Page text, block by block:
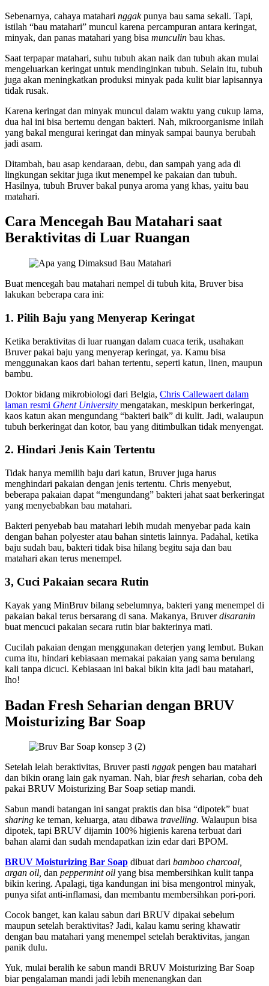
Sebenarnya, cahaya matahari nggakpunya bau sama sekali. Tapi,
istilah “bau matahari” muncul karena percampuran antara keringat,
minyak, dan panas matahari yang bisa munculin bau khas.
Saat terpapar matahari, suhu tubuh akan naik dan tubuh akan mulai
mengeluarkan keringat untuk mendinginkan tubuh. Selain itu, tubuh
juga akan meningkatkan produksi minyak pada kulit biar lapisannya
tidak rusak.
Karena keringat dan minyak muncul dalam waktu yang cukup lama,
dua hal ini bisa bertemu dengan bakteri. Nah, mikroorganisme inilah
yang bakal mengurai keringat dan minyak sampai baunya berubah
jadi asam.
Ditambah, bau asap kendaraan, debu, dan sampah yang ada di
lingkungan sekitar juga ikut menempel ke pakaian dan tubuh.
Hasilnya, tubuh Bruver bakal punya aroma yang khas, yaitu bau
matahari.
Cara Mencegah Bau Matahari saat
Beraktivitas di Luar Ruangan
Buat mencegah bau matahari nempel di tubuh kita, Bruver bisa
lakukan beberapa cara ini:
1. Pilih Baju yang Menyerap Keringat
Ketika beraktivitas di luar ruangan dalam cuaca terik, usahakan
Bruver pakai baju yang menyerap keringat, ya. Kamu bisa
menggunakan kaos dari bahan tertentu, seperti katun, linen, maupun
bambu.
Doktor bidang mikrobiologi dari Belgia, Chris Callewaert dalam
laman resmi Ghent University mengatakan, meskipun berkeringat,
kaos katun akan mengundang “bakteri baik” di kulit. Jadi, walaupun
tubuh berkeringat dan kotor, bau yang ditimbulkan tidak menyengat.
2. Hindari Jenis Kain Tertentu
Tidak hanya memilih baju dari katun, Bruver juga harus
menghindari pakaian dengan jenis tertentu. Chris menyebut,
beberapa pakaian dapat “mengundang” bakteri jahat saat berkeringat
yang menyebabkan bau matahari.
Bakteri penyebab bau matahari lebih mudah menyebar pada kain
dengan bahan polyester atau bahan sintetis lainnya. Padahal, ketika
baju sudah bau, bakteri tidak bisa hilang begitu saja dan bau
matahari akan terus menempel.
3, Cuci Pakaian secara Rutin
Kayak yang MinBruv bilang sebelumnya, bakteri yang menempel di
pakaian bakal terus bersarang di sana. Makanya, Bruverdisaranin
buat mencuci pakaian secara rutin biar bakterinya mati.
Cucilah pakaian dengan menggunakan deterjen yang lembut. Bukan
cuma itu, hindari kebiasaan memakai pakaian yang sama berulang
kali tanpa dicuci. Kebiasaan ini bakal bikin kita jadi bau matahari,
lho!
Badan Fresh Seharian dengan BRUV
Moisturizing Bar Soap
Setelah lelah beraktivitas, Bruver pasti nggakpengen bau matahari
dan bikin orang lain gak nyaman. Nah, biarfresh seharian, coba deh
pakai BRUV Moisturizing Bar Soap setiap mandi.
Sabun mandi batangan ini sangat praktis dan bisa “dipotek” buat
sharing ke teman, keluarga, atau dibawa travelling. Walaupun bisa
dipotek, tapi BRUV dijamin 100% higienis karena terbuat dari
bahan alami dan sudah mendapatkan izin edar dari BPOM.
BRUV Moisturizing Bar Soap dibuat dari bamboo charcoal,
argan oil, dan peppermint oil yang bisa membersihkan kulit tanpa
bikin kering. Apalagi, tiga kandungan ini bisa mengontrol minyak,
punya sifat anti-inflamasi, dan membantu membersihkan pori-pori.
Cocok banget, kan kalau sabun dari BRUV dipakai sebelum
maupun setelah beraktivitas? Jadi, kalau kamu sering khawatir
dengan bau matahari yang menempel setelah beraktivitas, jangan
panik dulu.
Yuk, mulai beralih ke sabun mandi BRUV Moisturizing Bar Soap
biar pengalaman mandi jadi lebih menenangkan dan